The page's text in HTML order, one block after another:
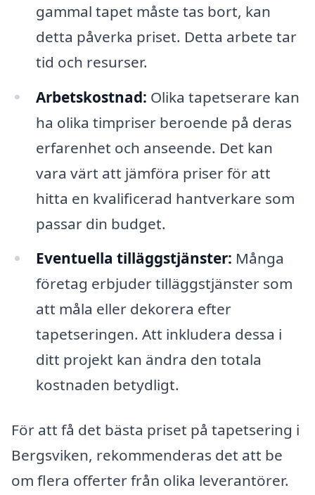
gammal tapet måste tas bort, kan
detta påverka priset. Detta arbete tar
tid och resurser.
Arbetskostnad: Olika tapetserare kan
ha olika timpriser beroende på deras
erfarenhet och anseende. Det kan
vara värt att jämföra priser för att
hitta en kvalificerad hantverkare som
passar din budget.
Eventuella tilläggstjänster: Många
företag erbjuder tilläggstjänster som
att måla eller dekorera efter
tapetseringen. Att inkludera dessa i
ditt projekt kan ändra den totala
kostnaden betydligt.
För att få det bästa priset på tapetsering i
Bergsviken, rekommenderas det att be
om flera offerter från olika leverantörer.